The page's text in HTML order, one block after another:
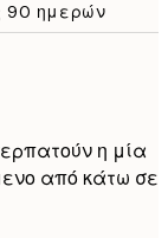
90 ημερών
η μία
από κάτω σε